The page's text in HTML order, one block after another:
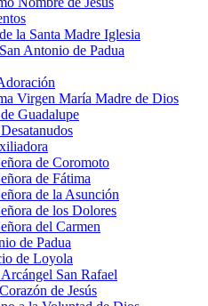
la Santa Madre Iglesia
Antonio de Padua
Virgen María Madre de Dios
Guadalupe
de Coromoto
de Fátima
de la Asunción
de los Dolores
del Carmen
de Padua
de Loyola
San Rafael
de Jesús